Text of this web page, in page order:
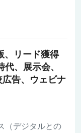
、リード獲得
、展示会、
告、ウェビナ
（デジタルとの